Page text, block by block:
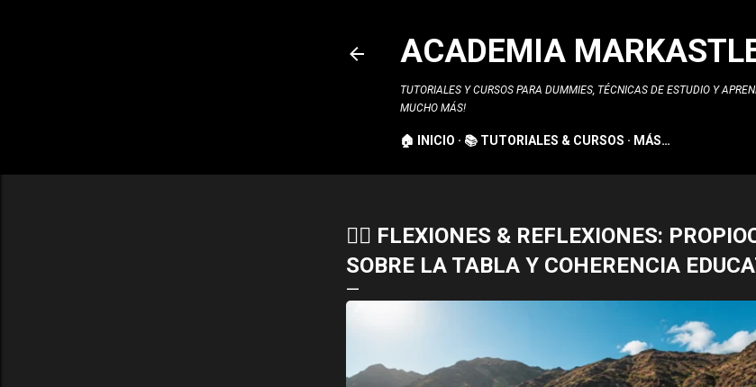
ACADEMIA
TUTORIALES Y CURSOS PARA DUMMIES, TÉCNICAS DE ESTUDIO Y
MUCHO MÁS!
🏠 INICIO 📚 TUTORIALES & CURSOS MÁS…
🧘‍♂️ FLEXIONES & REFLEXIONES:
SOBRE LA TABLA Y COHERENCIA